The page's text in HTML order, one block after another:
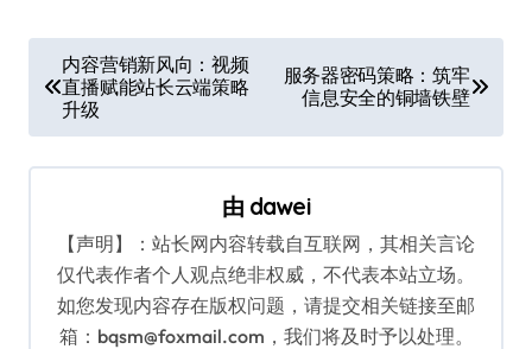
章
导
航
内容营销新风向：视频
直播赋能站长云端策略
升级
服务器密码策略：筑牢
信息安全的铜墙铁壁
由 dawei
【声明】：站长网内容转载自互联网，其相关言论
仅代表作者个人观点绝非权威，不代表本站立场。
如您发现内容存在版权问题，请提交相关链接至邮
箱：bqsm@foxmail.com，我们将及时予以处理。